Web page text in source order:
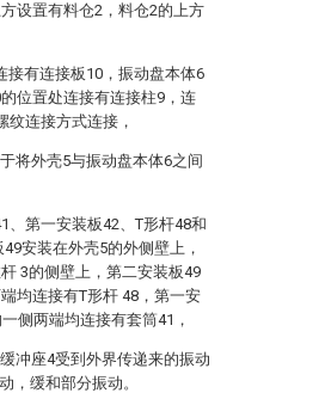
设置有料仓2，料仓2的上方
接有连接板10，振动盘本体6
位置处连接有连接柱9，连
纹连接方式连接，
将外壳5与振动盘本体6之间
、第一安装板42、T形杆48和
安装在外壳5的外侧壁上，
3的侧壁上，第二安装板49
均连接有T形杆 48，第一安
侧两端均连接有套筒41，
冲座4受到外界传递来的振动
，缓和部分振动。